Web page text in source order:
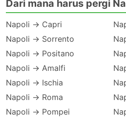
Dari mana harus pergi
Napoli → Capri
Napoli → Sorrento
Napoli → Positano
Napoli → Amalfi
Napoli → Ischia
Napoli → Roma
Napoli → Pompei